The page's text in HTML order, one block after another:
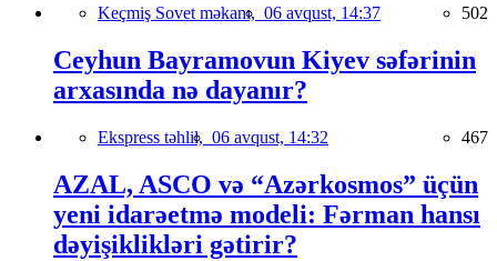
Keçmiş Sovet məkanı, 06 avqust, 14:37 502
Ceyhun Bayramovun Kiyev səfərinin
arxasında nə dayanır?
Ekspress təhlil, 06 avqust, 14:32 467
AZAL, ASCO və “Azərkosmos” üçün
yeni idarəetmə modeli: Fərman hansı
dəyişiklikləri gətirir?